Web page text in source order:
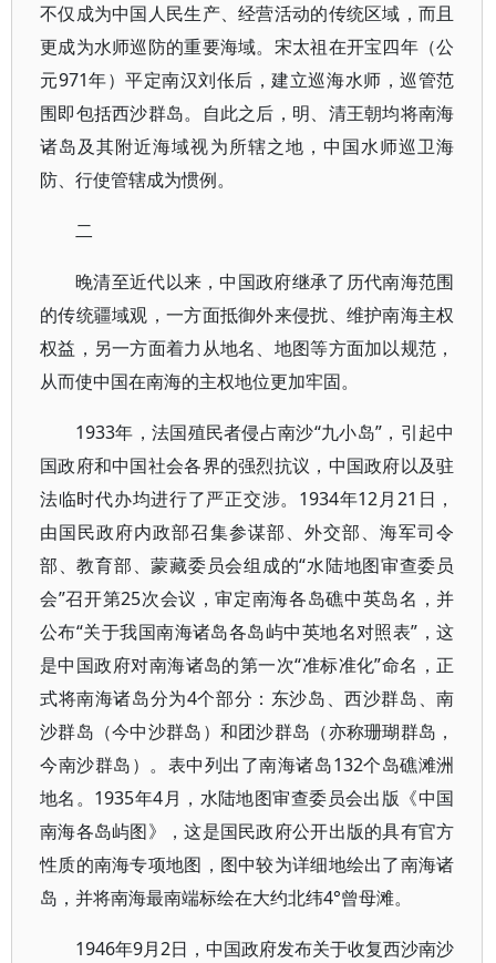
不仅成为中国人民生产、经营活动的传统区域，而且
更成为水师巡防的重要海域。宋太祖在开宝四年（公
元971年）平定南汉刘伥后，建立巡海水师，巡管范
围即包括西沙群岛。自此之后，明、清王朝均将南海
诸岛及其附近海域视为所辖之地，中国水师巡卫海
防、行使管辖成为惯例。
二
晚清至近代以来，中国政府继承了历代南海范围
的传统疆域观，一方面抵御外来侵扰、维护南海主权
权益，另一方面着力从地名、地图等方面加以规范，
从而使中国在南海的主权地位更加牢固。
1933年，法国殖民者侵占南沙“九小岛”，引起中
国政府和中国社会各界的强烈抗议，中国政府以及驻
法临时代办均进行了严正交涉。1934年12月21日，
由国民政府内政部召集参谋部、外交部、海军司令
部、教育部、蒙藏委员会组成的“水陆地图审查委员
会”召开第25次会议，审定南海各岛礁中英岛名，并
公布“关于我国南海诸岛各岛屿中英地名对照表”，这
是中国政府对南海诸岛的第一次“准标准化”命名，正
式将南海诸岛分为4个部分：东沙岛、西沙群岛、南
沙群岛（今中沙群岛）和团沙群岛（亦称珊瑚群岛，
今南沙群岛）。表中列出了南海诸岛132个岛礁滩洲
地名。1935年4月，水陆地图审查委员会出版《中国
南海各岛屿图》，这是国民政府公开出版的具有官方
性质的南海专项地图，图中较为详细地绘出了南海诸
岛，并将南海最南端标绘在大约北纬4°曾母滩。
1946年9月2日，中国政府发布关于收复西沙南沙